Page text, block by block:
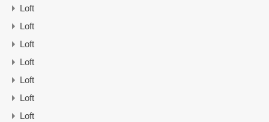
Loft
Loft
Loft
Loft
Loft
Loft
Loft